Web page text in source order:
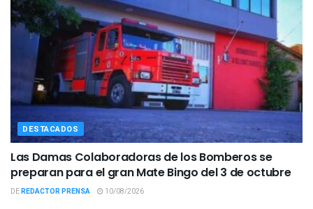
DESTACADOS
Las Damas Colaboradoras de los Bomberos se
preparan para el gran Mate Bingo del 3 de octubre
DEREDACTOR PRENSA 10/08/2026